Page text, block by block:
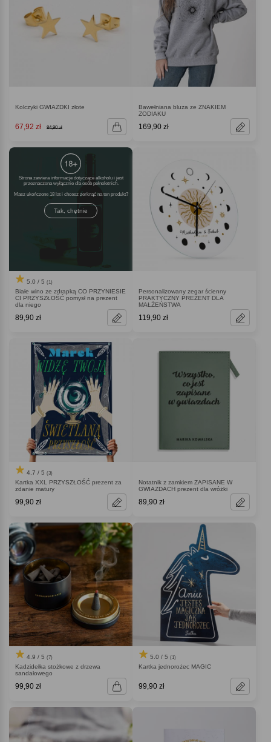
Kolczyki GWIAZDKI złote
67,92 zł 84,90 zł
Bawełniana bluza ze ZNAKIEM
ZODIAKU
169,90 zł
Strona zawiera informacje dotyczące alkoholu i jest
przeznaczona wyłącznie dla osób pełnoletnich.
Masz ukończone 18 lat i chcesz zerknąć na ten produkt
Tak, chętnie
5.0 / 5 (1)
Białe wino ze zdrapką CO PRZYNIESIE
CI PRZYSZŁOŚĆ pomysł na prezent
dla niego
89,90 zł
Personalizowany zegar ścienny
PRAKTYCZNY PREZENT DLA
MAŁŻEŃSTWA
119,90 zł
4.7 / 5 (3)
Kartka XXL PRZYSZŁOŚĆ prezent za
zdanie matury
99,90 zł
Notatnik z zamkiem ZAPISANE W
GWIAZDACH prezent dla wróżki
89,90 zł
4.9 / 5 (7)
Kadzidełka stożkowe z drzewa
sandałowego
99,90 zł
5.0 / 5 (1)
Kartka jednorożec MAGIC
99,90 zł